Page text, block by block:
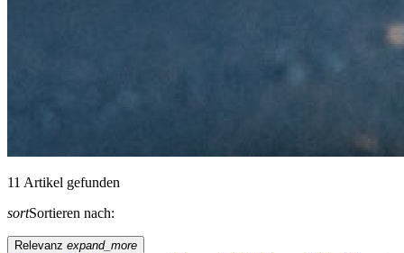
11 Artikel gefunden
sortSortieren nach:
Relevanz expand_more